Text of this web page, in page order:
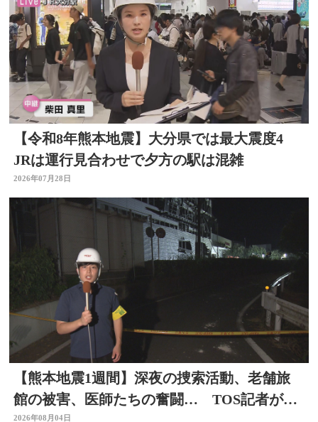
【令和8年熊本地震】大分県では最大震度4
JRは運行見合わせで夕方の駅は混雑
2026年07月28日
【熊本地震1週間】深夜の捜索活動、老舗旅
館の被害、医師たちの奮闘… TOS記者が取
2026年08月04日